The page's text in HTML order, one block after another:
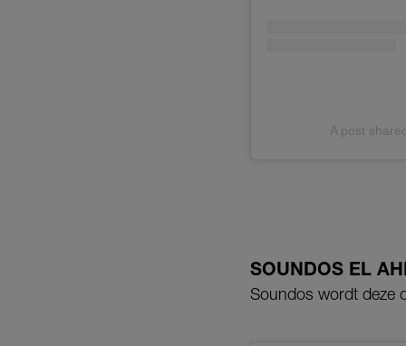
A post
SOUNDOS EL
Soundos wordt deze